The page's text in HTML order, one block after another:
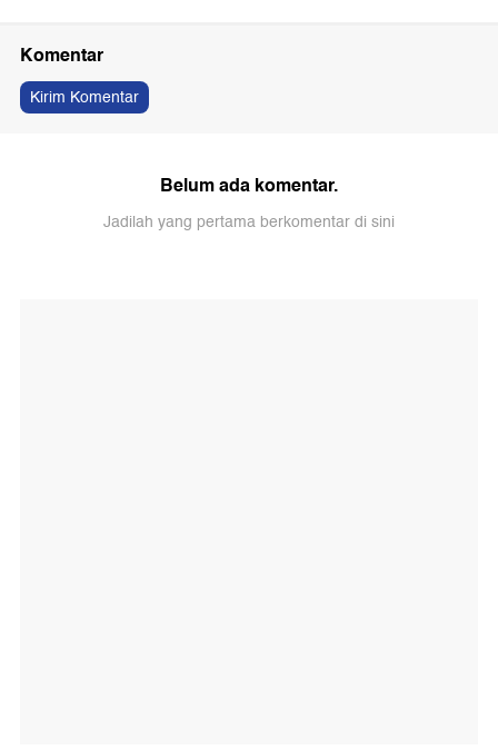
Komentar
Kirim Komentar
Belum ada komentar.
Jadilah yang pertama berkomentar di sini